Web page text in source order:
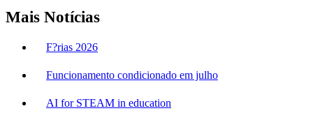
Mais Notícias
F?rias 2026
Funcionamento condicionado em julho
AI for STEAM in education